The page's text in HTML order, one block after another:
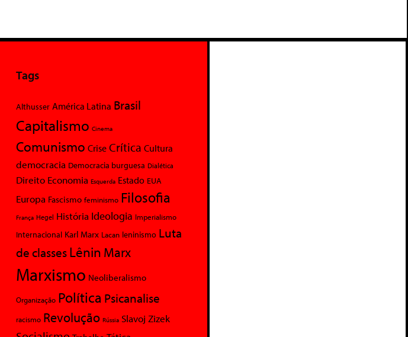
Tags
Althusser América Latina Brasil
Capitalismo Cinema
Comunismo Crise Crítica Cultura
democracia Democracia burguesa Dialética
Direito Economia Esquerda Estado EUA
Europa Fascismo feminismo Filosofia
França Hegel História Ideologia Imperialismo
Internacional Karl Marx Lacan leninismo Luta
de classesLênin Marx
Marxismo Neoliberalismo
Organização Política Psicanalise
racismo Revolução Rússia Slavoj Zizek